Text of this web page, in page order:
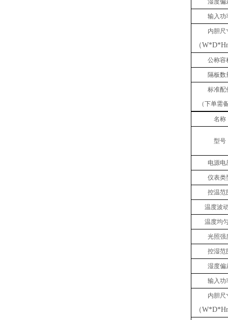
湿度偏
输入功
内胆尺
（
公称容
隔板数
标准配
（下单需
名称
型号
电源电
仪表类
控温范
温度波
温度均
光照强
控湿范
湿度偏
输入功
内胆尺
（